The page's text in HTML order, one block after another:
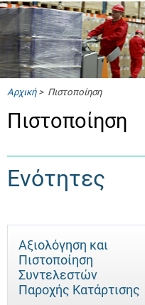
Αρχική> Πιστοποίηση
Πιστοποίηση
Ενότητες
Αξιολόγηση και
Πιστοποίηση
Συντελεστών
Παροχής Κατάρτισης